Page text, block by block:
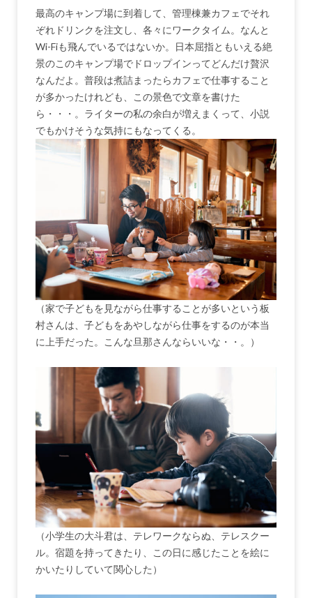
最高のキャンプ場に到着して、管理棟兼カフェでそれ
ぞれドリンクを注文し、各々にワークタイム。なんと
Wi-Fiも飛んでいるではないか。日本屈指ともいえる絶
景のこのキャンプ場でドロップインってどんだけ贅沢
なんだよ。普段は煮詰まったらカフェで仕事すること
が多かったけれども、この景色で文章を書けた
ら・・・。ライターの私の余白が増えまくって、小説
でもかけそうな気持にもなってくる。
（家で子どもを見ながら仕事することが多いという板
村さんは、子どもをあやしながら仕事をするのが本当
に上手だった。こんな旦那さんならいいな・・。）
（小学生の大斗君は、テレワークならぬ、テレスクー
ル。宿題を持ってきたり、この日に感じたことを絵に
かいたりしていて関心した）